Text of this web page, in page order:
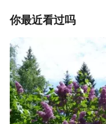
你最近看过吗